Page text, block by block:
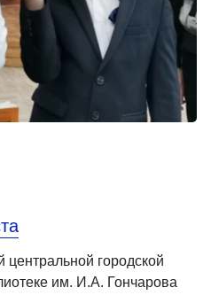
городской
им. И.А. Гончарова